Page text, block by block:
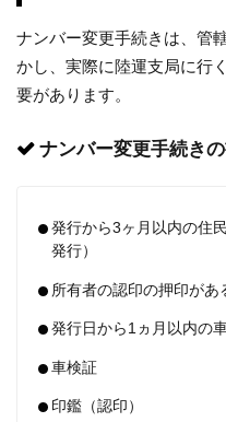
ナンバー変更手続きは、管
かし、実際に陸運支局に行
要があります。
ナンバー変更手続き
発行から3ヶ月以内の住
発行）
所有者の認印の押印があ
発行日から1ヵ月以内の
車検証
印鑑（認印）